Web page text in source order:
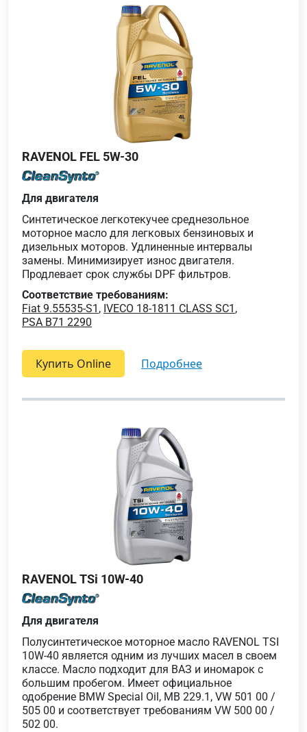
RAVENOL FEL 5W-30
Для двигателя
Синтетическое легкотекучее среднезольное
моторное масло для легковых бензиновых и
дизельных моторов. Удлиненные интервалы
замены. Минимизирует износ двигателя.
Продлевает срок службы DPF фильтров.
Соответствие требованиям:
Fiat 9.55535-S1 , IVECO 18-1811 CLASS SC1 ,
PSA B71 2290
Купить Online подробнее
RAVENOL TSi 10W-40
Для двигателя
Полусинтетическое моторное масло RAVENOL TSI
10W-40 является одним из лучших масел в своем
классе. Масло подходит для ВАЗ и иномарок с
большим пробегом. Имеет официальное
одобрение BMW Special Oil, MB 229.1, VW 501 00 /
505 00 и соответствует требованиям VW 500 00 /
502 00.